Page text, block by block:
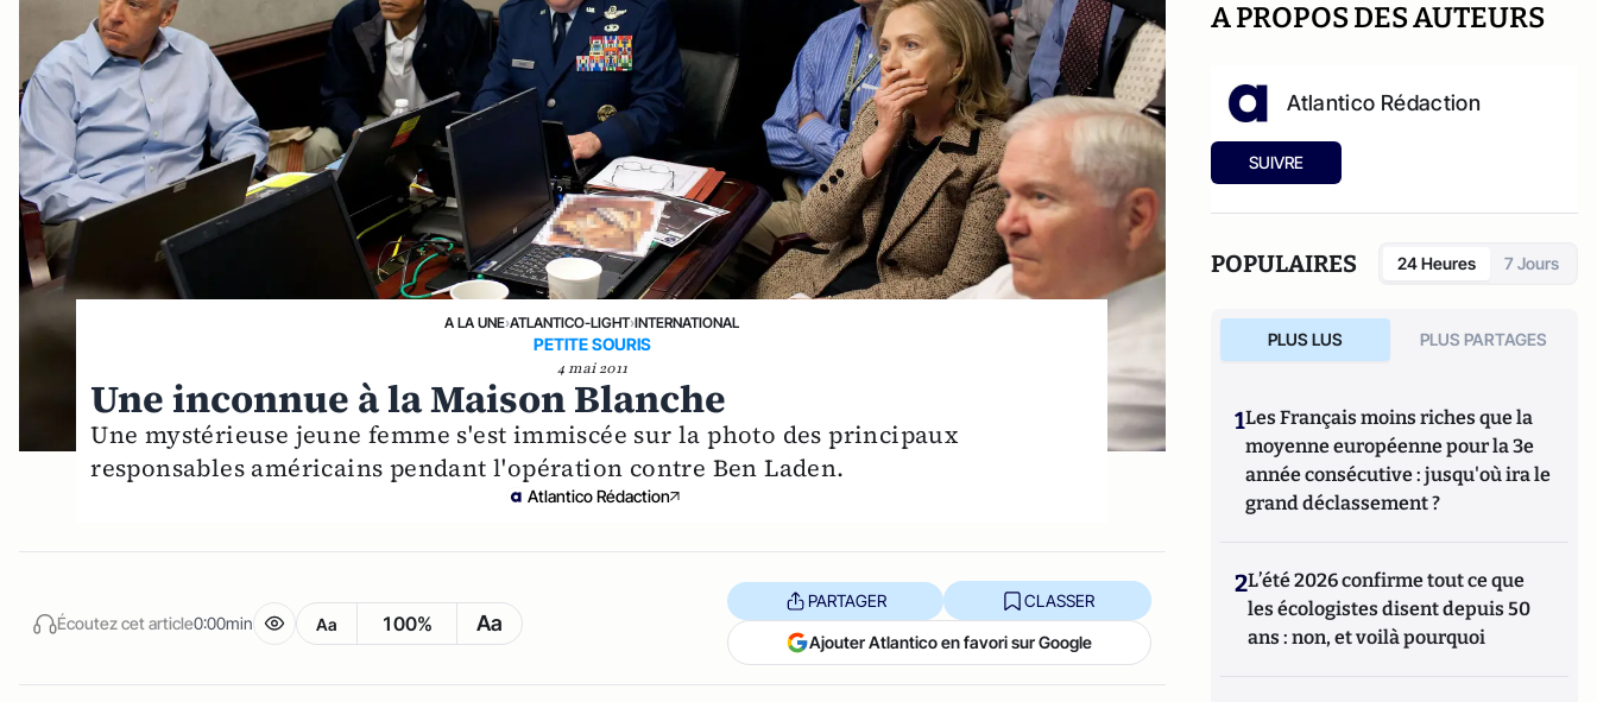
A LA UNE›ATLANTICO-LIGHT›INTERNATIONAL
PETITE SOURIS
4 mai 2011
Une inconnue à la Maison Blanche
Une mystérieuse jeune femme s'est immiscée sur la photo des principaux
responsables américains pendant l'opération contre Ben Laden.
Atlantico Rédaction
Écoutez cet article0:00min Aa 100% Aa
PARTAGER CLASSER
Ajouter Atlantico en favori sur Google
A PROPOS DES AUTEURS
Atlantico Rédaction
SUIVRE
POPULAIRES 24 Heures 7 Jours
PLUS LUS PLUS PARTAGES
1Les Français moins riches que la
moyenne européenne pour la 3e
année consécutive : jusqu'où ira le
grand déclassement ?
2L’été 2026 confirme tout ce que
les écologistes disent depuis 50
ans : non, et voilà pourquoi